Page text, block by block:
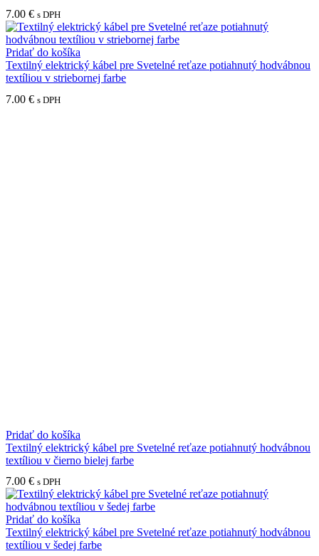
7.00 € s DPH
Pridať do košíka
Textilný elektrický kábel pre Svetelné reťaze potiahnutý hodvábnou
textíliou v striebornej farbe
7.00 € s DPH
Pridať do košíka
Textilný elektrický kábel pre Svetelné reťaze potiahnutý hodvábnou
textíliou v čierno bielej farbe
7.00 € s DPH
Pridať do košíka
Textilný elektrický kábel pre Svetelné reťaze potiahnutý hodvábnou
textíliou v šedej farbe